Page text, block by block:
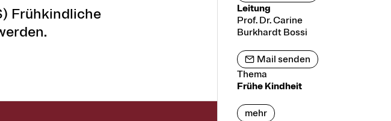
Frühkindliche
Leitung
Prof. Dr. Carine
Burkhardt Bossi
Mail senden
Thema
Frühe Kindheit
mehr